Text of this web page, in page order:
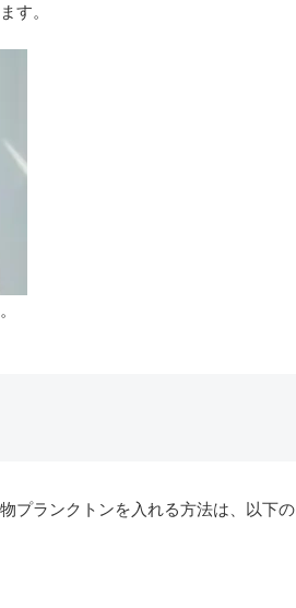
す。
プランクトンを入れる方法は、以下の